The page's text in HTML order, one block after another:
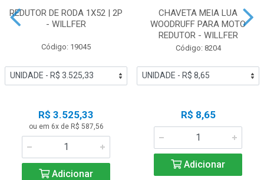
REDUTOR DE RODA 1X52 | 2P
- WILLFER
Código: 19045
R$ 3.525,33
ou em 6x de R$ 587,56
Adicionar
CHAVETA MEIA LUA
WOODRUFF PARA MOTO
REDUTOR - WILLFER
Código: 8204
R$ 8,65
Adicionar